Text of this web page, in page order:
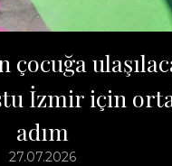
çocuğa
İzmir için
adım
27.07.2026